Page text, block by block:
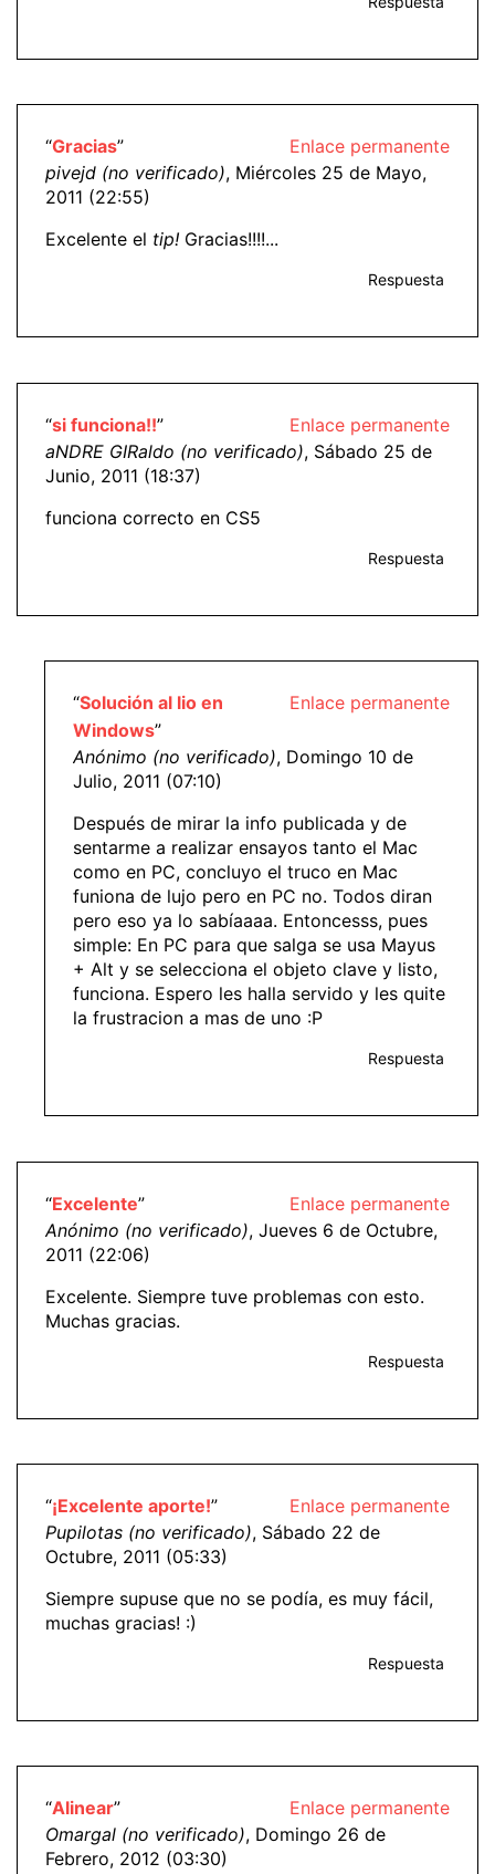
Enlace permanente
“Gracias”
pivejd (no verificado), Miércoles 25 de Mayo,
2011 (22:55)
Excelente el tip! Gracias!!!!...
Respuesta
Enlace permanente
“si funciona!!”
aNDRE GIRaldo (no verificado), Sábado 25 de
Junio, 2011 (18:37)
funciona correcto en CS5
Respuesta
Enlace permanente
“Solución al lio en
Windows”
Anónimo (no verificado), Domingo 10 de
Julio, 2011 (07:10)
Después de mirar la info publicada y de
sentarme a realizar ensayos tanto el Mac
como en PC, concluyo el truco en Mac
funiona de lujo pero en PC no. Todos diran
pero eso ya lo sabíaaaa. Entoncesss, pues
simple: En PC para que salga se usa Mayus
+ Alt y se selecciona el objeto clave y listo,
funciona. Espero les halla servido y les quite
la frustracion a mas de uno :P
Respuesta
Enlace permanente
“Excelente”
Anónimo (no verificado), Jueves 6 de Octubre,
2011 (22:06)
Excelente. Siempre tuve problemas con esto.
Muchas gracias.
Respuesta
Enlace permanente
“¡Excelente aporte!”
Pupilotas (no verificado), Sábado 22 de
Octubre, 2011 (05:33)
Siempre supuse que no se podía, es muy fácil,
muchas gracias! :)
Respuesta
Enlace permanente
“Alinear”
Omargal (no verificado), Domingo 26 de
Febrero, 2012 (03:30)